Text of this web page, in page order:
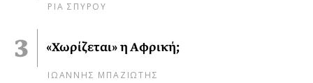
ΡΙΑ ΣΠΥΡΟΥ
«Χωρίζεται» η Αφρική;
ΙΩΑΝΝΗΣ ΜΠΑΖΙΩΤΗΣ